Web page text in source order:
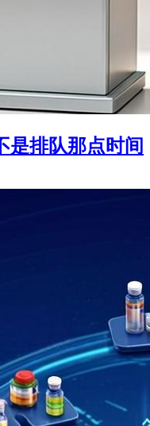
是排队那点时间